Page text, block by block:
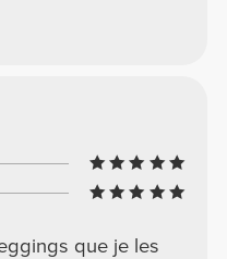
que je les